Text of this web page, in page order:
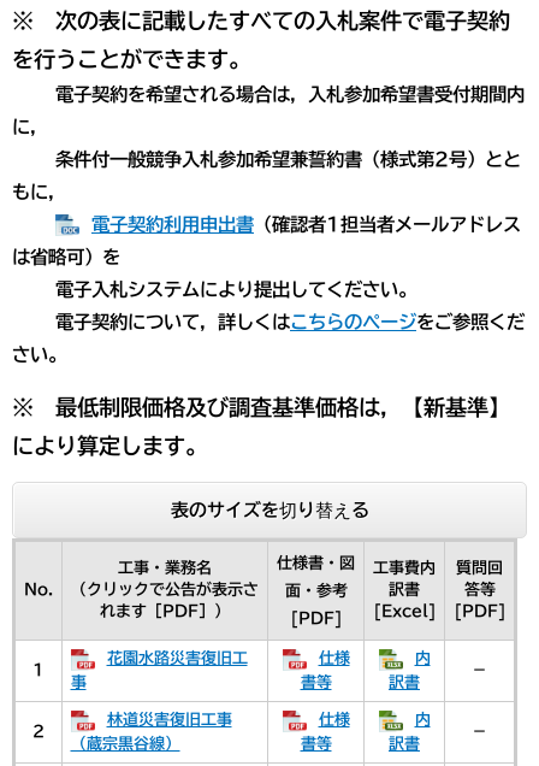
※ 次の表に記載したすべての入札案件で電子契約
を行うことができます。
電子契約を希望される場合は，入札参加希望書受付期間内
に，
条件付一般競争入札参加希望兼誓約書（様式第2号）とと
もに，
電子契約利用申出書 （確認者1担当者メールアドレス
は省略可）を
電子入札システムにより提出してください。
電子契約について，詳しくはこちらのページをご参照くだ
さい。
※ 最低制限価格及び調査基準価格は，【新基準】
により算定します。​
表のサイズを切り替える
No.
工事・業務名
（クリックで公告が表示さ
れます［PDF］）
仕様書・図
面・参考
[PDF]
工事費内
訳書
[Excel]
質問回
答等
[PDF]
1
花園水路災害復旧工
事
仕様
書等
内
訳書
－
2
林道災害復旧工事
（蔵宗黒谷線）
仕様
書等
内
訳書
－